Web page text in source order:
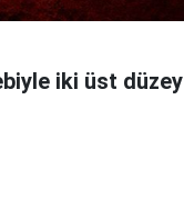
iki üst düzey